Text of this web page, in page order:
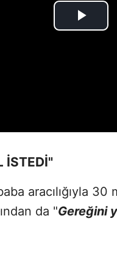
İSTEDİ"
aracılığıyla
da "Gereğini